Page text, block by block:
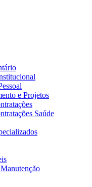
e Projetos
Saúde